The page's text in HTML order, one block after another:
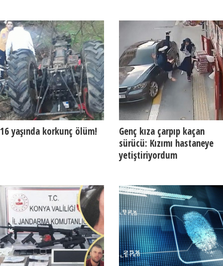
16 yaşında korkunç ölüm!
Genç kıza çarpıp kaçan
sürücü: Kızımı hastaneye
yetiştiriyordum